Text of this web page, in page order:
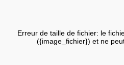
Erreur de taille de fichier: le
({image_fichier}) et ne